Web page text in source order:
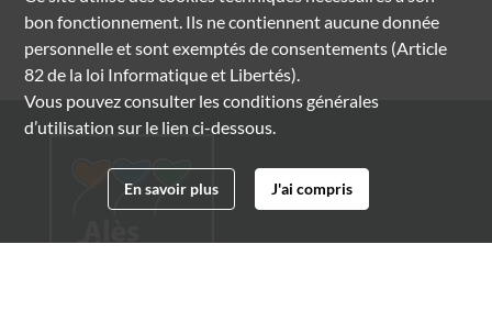
bon fonctionnement. Ils ne contiennent aucune donnée
personnelle et sont exemptés de consentements (Article
82 de la loi Informatique et Libertés).
Vous pouvez consulter les conditions générales
d’utilisation sur le lien ci-dessous.
En savoir plus J'ai compris